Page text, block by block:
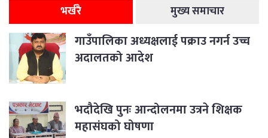
भर्खरै मुख्य समाचार
गाउँपालिका अध्यक्षलाई पक्राउ नगर्न उच्च
अदालतको आदेश
भदौदेखि पुनः आन्दोलनमा उत्रने शिक्षक
महासंघको घोषणा